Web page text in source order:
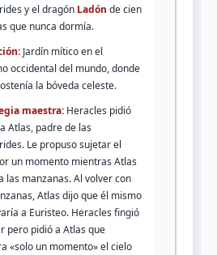
y el dragón Ladón de cien
que nunca dormía.
Jardín mítico en el
occidental del mundo, donde
la bóveda celeste.
maestra: Heracles pidió
Atlas, padre de las
Le propuso sujetar el
un momento mientras Atlas
las manzanas. Al volver con
Atlas dijo que él mismo
a Euristeo. Heracles fingió
pero pidió a Atlas que
«solo un momento» el cielo